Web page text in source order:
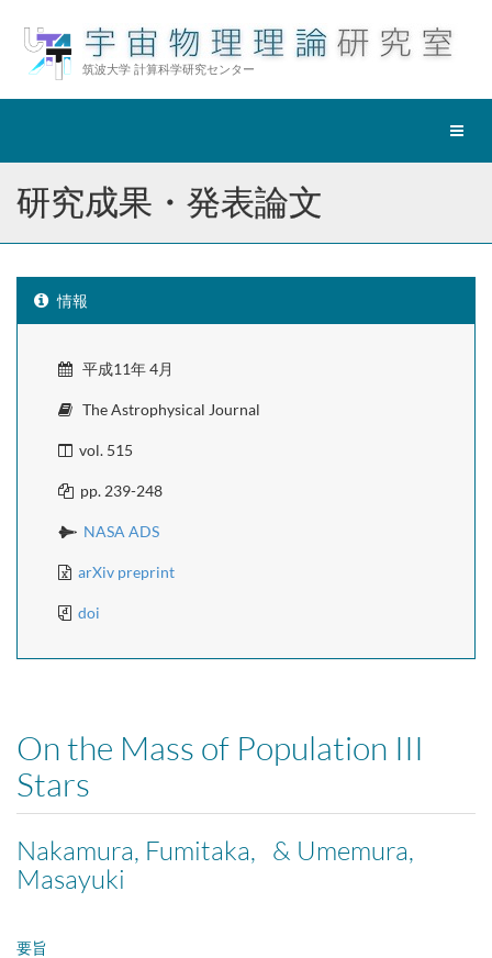
筑波大学 計算科学研究センター
ナ
ョ
ン
替
研究成果・発表論文
情報
平成11年 4月
The Astrophysical Journal
vol. 515
pp. 239-248
NASA ADS
arXiv preprint
doi
On the Mass of Population III
Stars
Nakamura, Fumitaka, & Umemura,
Masayuki
要旨